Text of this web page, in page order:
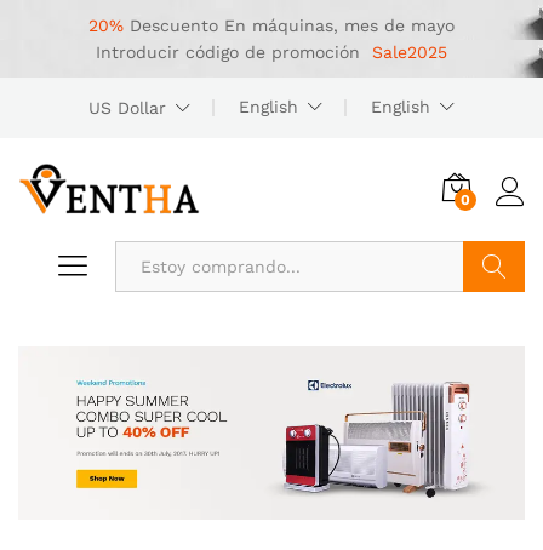
20% Descuento En máquinas, mes de mayo
Introducir código de promoción
Sale2025
US Dollar English English
0